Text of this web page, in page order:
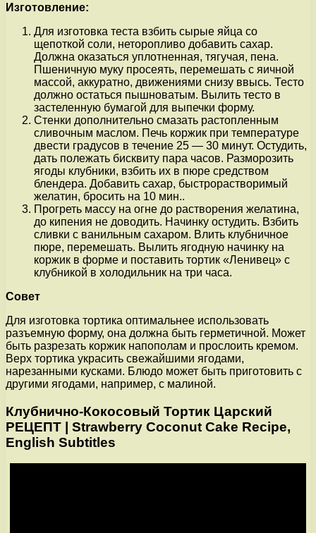
Изготовление:
Для изготовка теста взбить сырые яйца со
щепоткой соли, неторопливо добавить сахар.
Должна оказаться уплотненная, тягучая, пена.
Пшеничную муку просеять, перемешать с яичной
массой, аккуратно, движениями снизу ввысь. Тесто
должно остаться пышноватым. Вылить тесто в
застеленную бумагой для выпечки форму.
Стенки дополнительно смазать растопленным
сливочным маслом. Печь коржик при температуре
двести градусов в течение 25 — 30 минут. Остудить,
дать полежать бисквиту пара часов. Разморозить
ягоды клубники, взбить их в пюре средством
блендера. Добавить сахар, быстрорастворимый
желатин, бросить на 10 мин..
Прогреть массу на огне до растворения желатина,
до кипения не доводить. Начинку остудить. Взбить
сливки с ванильным сахаром. Влить клубничное
пюре, перемешать. Вылить ягодную начинку на
коржик в форме и поставить тортик «Ленивец» с
клубникой в холодильник на три часа.
Совет
Для изготовка тортика оптимальнее использовать
разъемную форму, она должна быть герметичной. Может
быть разрезать коржик напополам и прослоить кремом.
Верх тортика украсить свежайшими ягодами,
нарезанными кусками. Блюдо может быть приготовить с
другими ягодами, например, с малиной.
Клубнично-Кокосовый Тортик Царский
РЕЦЕПТ | Strawberry Coconut Cake Recipe,
English Subtitles